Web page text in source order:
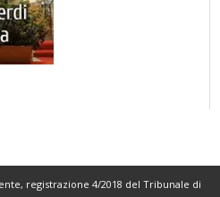
registrazione 4/2018 del Tribunale di